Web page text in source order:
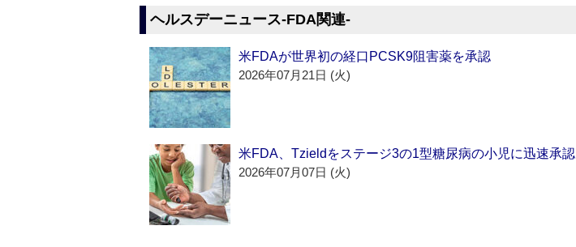
ヘルスデーニュース‐FDA関連‐
米FDAが世界初の経口PCSK9阻害薬を承認
2026年07月21日 (火)
米FDA、Tzieldをステージ3の1型糖尿病の小児に迅速承認
2026年07月07日 (火)